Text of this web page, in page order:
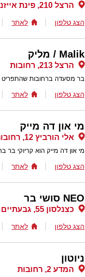
הרצל 210, פינת אייזנברג, רחובות
הצג טלפון לאתר
Malik / מליק
הרצל 213, רחובות
בר מסעדה ברחובות שהתפריט
הצג טלפון לאתר
מי און דה מייק
אלי הורביץ 12, רחובות
מי און דה מייק הוא קריוקי בר
הצג טלפון לאתר
NEO סושי בר
כצנלסון 55, גבעתיים
הצג טלפון לאתר
ניוטון
המדע 2, רחובות